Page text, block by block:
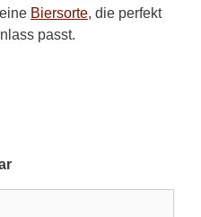
Biersorte, die perfekt
passt.